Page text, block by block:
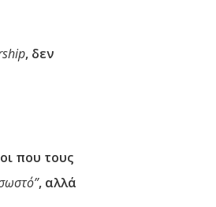
, δεν
που τους
, αλλά